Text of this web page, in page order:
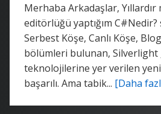
Merhaba Arkadaşlar, Yıllardır
editörlüğü yaptığım
Serbest Köşe, Canlı Köşe,
bölümleri bulunan, Silverlight
teknolojilerine yer verilen
başarılı. Ama tabik... [Daha